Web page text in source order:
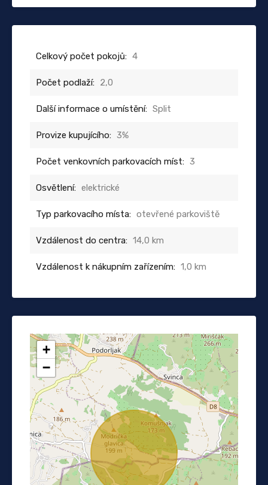
Celkový počet pokojů: 4
Počet podlaží: 2,0
Další informace o umístění: Split
Provize kupujícího: 3%
Počet venkovních parkovacích míst: 3
Osvětlení: elektrické
Typ parkovacího místa: otevřené parkoviště
Vzdálenost do centra: 14,0 km
Vzdálenost k nákupním zařízením: 1,0 km
+
−